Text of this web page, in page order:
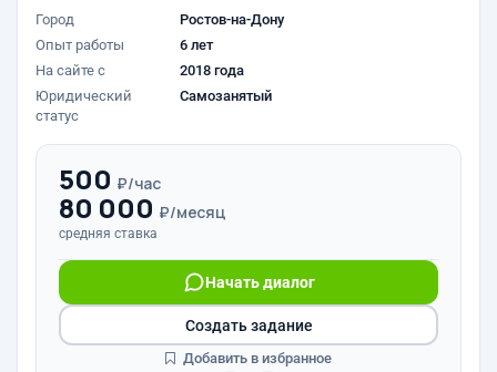
Город
Ростов-на-Дону
Опыт работы
6 лет
На сайте с
2018 года
Юридический
статус
Самозанятый
500 ₽/час
80 000 ₽/месяц
средняя ставка
Начать диалог
Создать задание
Добавить в избранное